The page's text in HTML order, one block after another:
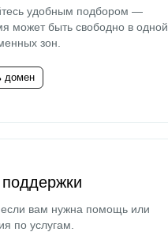
удобным подбором —
может быть свободно в одной
зон.
домен
вам нужна помощь или
по услугам.